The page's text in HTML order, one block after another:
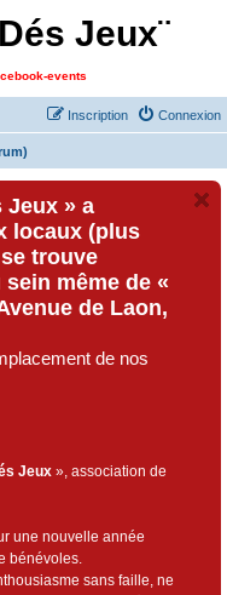
Jeux¨
events
Connexion
Inscription
Jeux » a
locaux (plus
trouve
même de «
de Laon,
de nos
Jeux », association de
une nouvelle année
bénévoles.
sans faille, ne